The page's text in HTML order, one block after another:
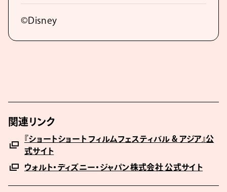
©Disney
関連リンク
『ショートショート フィルムフェスティバル & アジア』公
式サイト
ウォルト・ディズニー・ジャパン株式会社 公式サイト